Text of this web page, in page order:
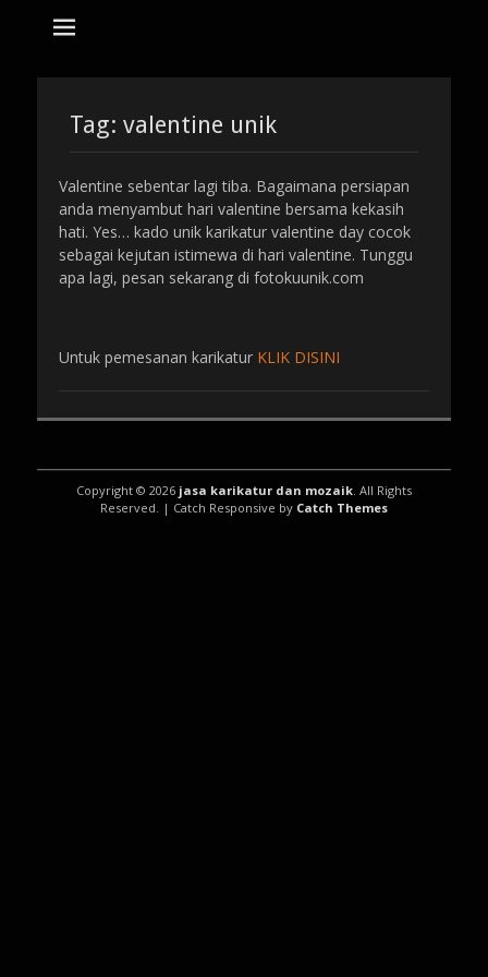
Tag: valentine unik
Valentine sebentar lagi tiba. Bagaimana persiapan
anda menyambut hari valentine bersama kekasih
hati. Yes… kado unik karikatur valentine day cocok
sebagai kejutan istimewa di hari valentine. Tunggu
apa lagi, pesan sekarang di fotokuunik.com
Untuk pemesanan karikatur KLIK DISINI
Copyright © 2026 jasa karikatur dan mozaik. All Rights
Reserved. | Catch Responsive by Catch Themes